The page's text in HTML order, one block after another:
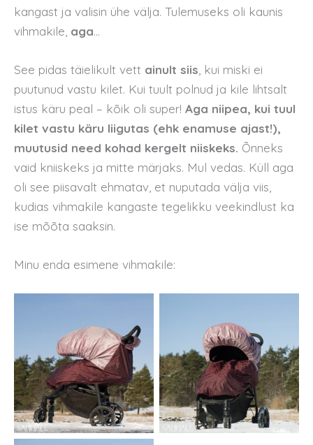
kangast ja valisin ühe välja. Tulemuseks oli kaunis
vihmakile, aga…
See pidas täielikult vett ainult siis , kui miski ei
puutunud vastu kilet. Kui tuult polnud ja kile lihtsalt
istus käru peal – kõik oli super! Aga niipea, kui tuul
kilet vastu käru liigutas (ehk enamuse ajast!),
muutusid need kohad kergelt niiskeks. Õnneks
vaid kniiskeks ja mitte märjaks. Mul vedas. Küll aga
oli see piisavalt ehmatav, et nuputada välja viis,
kudias vihmakile kangaste tegelikku veekindlust ka
ise mõõta saaksin.
Minu enda esimene vihmakile: